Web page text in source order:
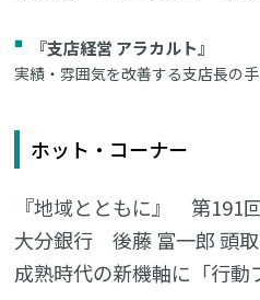
『支店経営 アラカルト』
実績・雰囲気を改善する支店長の
ホット・コーナー
『地域とともに』 第191
大分銀行 後藤 富一郎 頭取
成熟時代の新機軸に「行動